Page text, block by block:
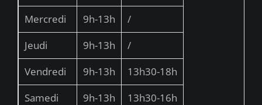
Mercredi
9h-13h
/
Jeudi
9h-13h
/
Vendredi
9h-13h
13h30-18h
Samedi
9h-13h
13h30-16h